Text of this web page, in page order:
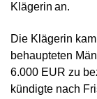
Klägerin an.
Die Klägerin
behaupteten
6.000 EUR zu
kündigte nach